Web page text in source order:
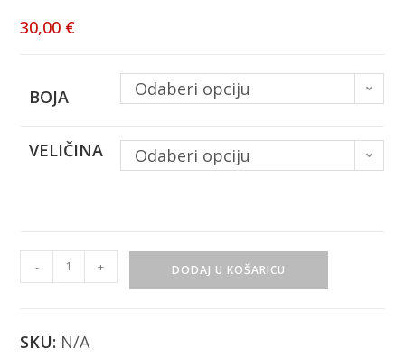
30,00 €
BOJA Odaberi opciju
VELIČINA Odaberi opciju
- + DODAJ U KOŠARICU
SKU: N/A